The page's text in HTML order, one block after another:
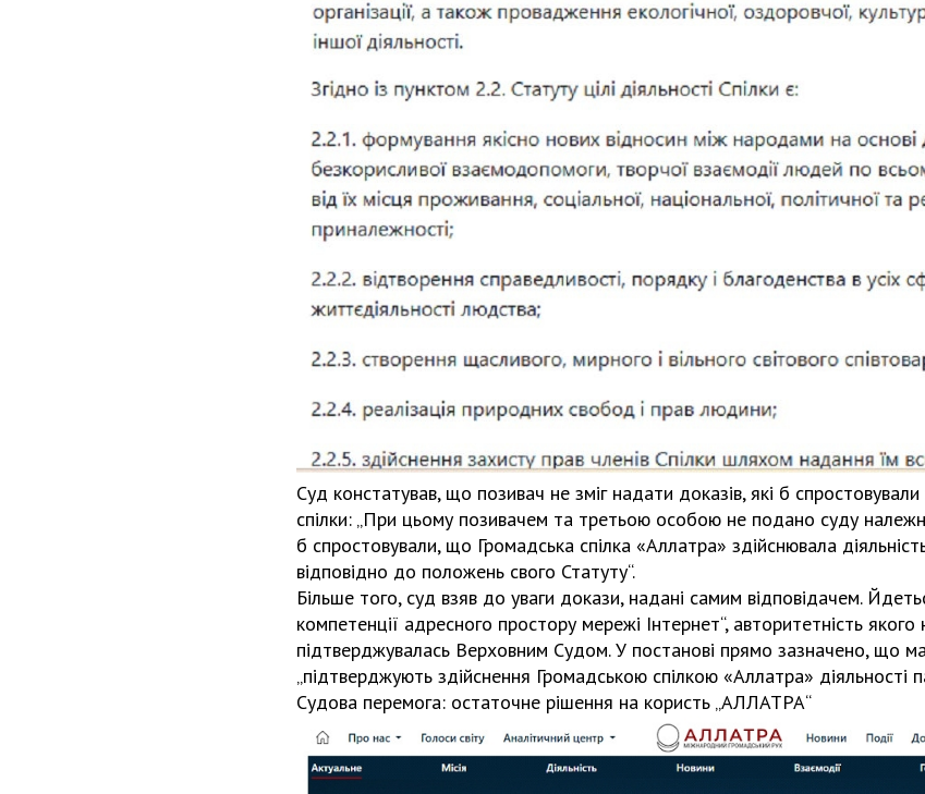
Суд констатував, що позивач не зміг надати доказів, які б спростовували
спілки: „При цьому позивачем та третьою особою не подано суду
б спростовували, що Громадська спілка «Аллатра» здійснювала
відповідно до положень свого Статуту“.
Більше того, суд взяв до уваги докази, надані самим відповідачем.
компетенції адресного простору мережі Інтернет“, авторитетність
підтверджувалась Верховним Судом. У постанові прямо зазначено, що
„підтверджують здійснення Громадською спілкою «Аллатра» діяльності
Судова перемога: остаточне рішення на користь „АЛЛАТРА“